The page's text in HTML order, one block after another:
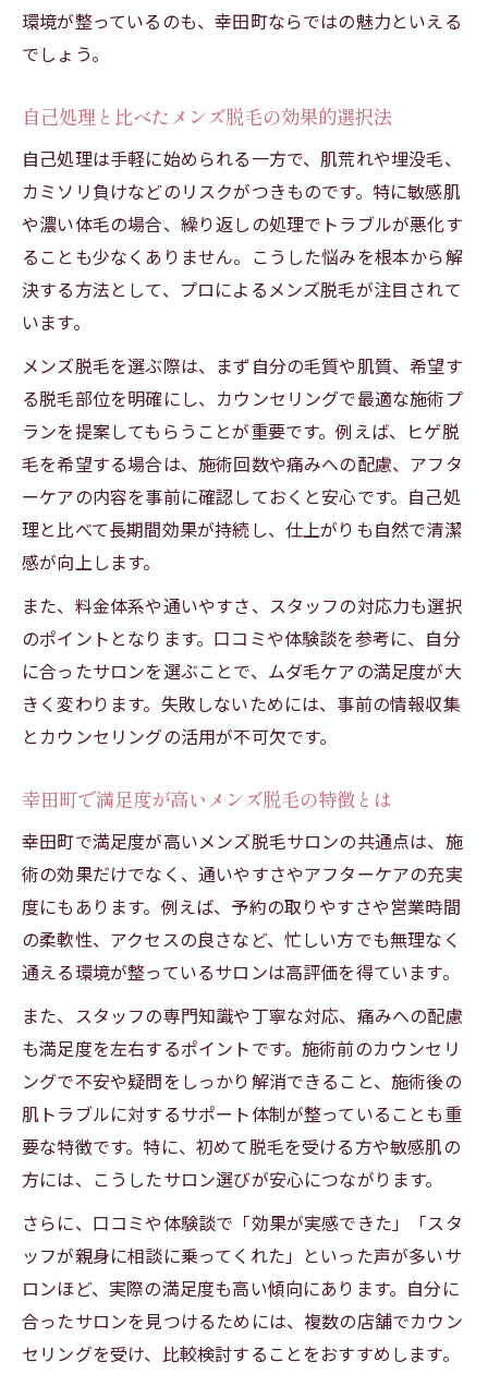
環境が整っているのも、幸田町ならではの魅力といえる
でしょう。
自己処理と比べたメンズ脱毛の効果的選択法
自己処理は手軽に始められる一方で、肌荒れや埋没毛、
カミソリ負けなどのリスクがつきものです。特に敏感肌
や濃い体毛の場合、繰り返しの処理でトラブルが悪化す
ることも少なくありません。こうした悩みを根本から解
決する方法として、プロによるメンズ脱毛が注目されて
います。
メンズ脱毛を選ぶ際は、まず自分の毛質や肌質、希望す
る脱毛部位を明確にし、カウンセリングで最適な施術プ
ランを提案してもらうことが重要です。例えば、ヒゲ脱
毛を希望する場合は、施術回数や痛みへの配慮、アフタ
ーケアの内容を事前に確認しておくと安心です。自己処
理と比べて長期間効果が持続し、仕上がりも自然で清潔
感が向上します。
また、料金体系や通いやすさ、スタッフの対応力も選択
のポイントとなります。口コミや体験談を参考に、自分
に合ったサロンを選ぶことで、ムダ毛ケアの満足度が大
きく変わります。失敗しないためには、事前の情報収集
とカウンセリングの活用が不可欠です。
幸田町で満足度が高いメンズ脱毛の特徴とは
幸田町で満足度が高いメンズ脱毛サロンの共通点は、施
術の効果だけでなく、通いやすさやアフターケアの充実
度にもあります。例えば、予約の取りやすさや営業時間
の柔軟性、アクセスの良さなど、忙しい方でも無理なく
通える環境が整っているサロンは高評価を得ています。
また、スタッフの専門知識や丁寧な対応、痛みへの配慮
も満足度を左右するポイントです。施術前のカウンセリ
ングで不安や疑問をしっかり解消できること、施術後の
肌トラブルに対するサポート体制が整っていることも重
要な特徴です。特に、初めて脱毛を受ける方や敏感肌の
方には、こうしたサロン選びが安心につながります。
さらに、口コミや体験談で「効果が実感できた」「スタ
ッフが親身に相談に乗ってくれた」といった声が多いサ
ロンほど、実際の満足度も高い傾向にあります。自分に
合ったサロンを見つけるためには、複数の店舗でカウン
セリングを受け、比較検討することをおすすめします。